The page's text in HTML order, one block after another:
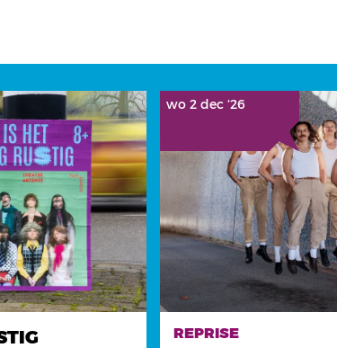
REPRISE
wo 2 dec ’26